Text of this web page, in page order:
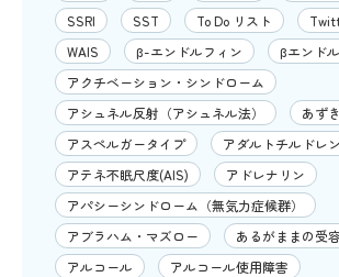
SSRI
SST To Do リスト
WAIS
β-エンドルフィン
βエンド
アクチベーション・シンドローム
アシュネル反射（アシュネル法）
あず
アスペルガータイプ
アダルトチルドレン
アテネ不眠尺度(AIS)
アドレナリン
アパシーシンドローム（無気力症候群）
アブラハム・マズロー
あるがままの受
アルコール
アルコール使用障害